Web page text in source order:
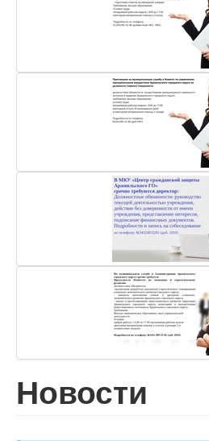
Новости